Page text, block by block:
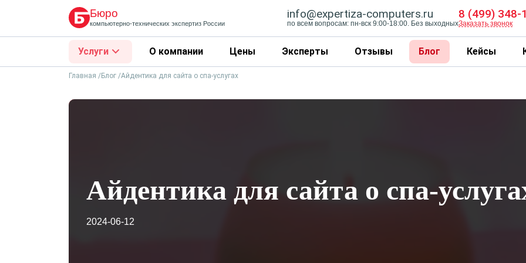
Бюро
компьютерно-технических экспертиз России
info@expertiza-computers.ru
по всем вопросам: пн-вск 9:00-18:00. Без выходных
8 (499) 348-
Заказать звонок
Услуги
О компании Цены Эксперты Отзывы Блог Кейсы
Главная Блог Айдентика для сайта о спа-услугах
Айдентика для сайта о спа-
2024-06-12